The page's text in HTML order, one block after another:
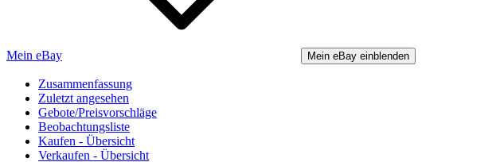
Mein eBay Mein eBay einblenden
Zusammenfassung
Zuletzt angesehen
Gebote/Preisvorschläge
Beobachtungsliste
Kaufen - Übersicht
Verkaufen - Übersicht